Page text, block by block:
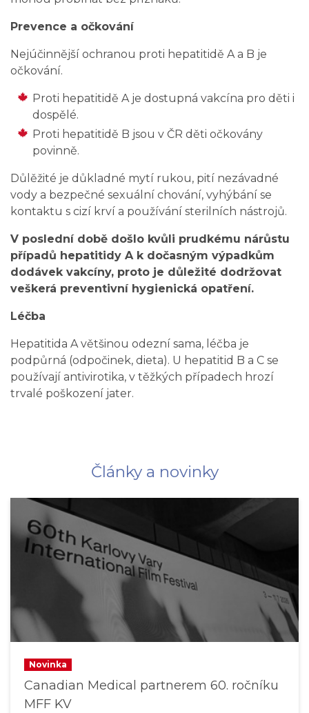
Prevence a očkování
Nejúčinnější ochranou proti hepatitidě A a B je
očkování.
Proti hepatitidě A je dostupná vakcína pro děti i
dospělé.
Proti hepatitidě B jsou v ČR děti očkovány
povinně.
Důlěžité je důkladné mytí rukou, pití nezávadné
vody a bezpečné sexuální chování, vyhýbání se
kontaktu s cizí krví a používání sterilních nástrojů.
V poslední době došlo kvůli prudkému nárůstu
případů hepatitidy A k dočasným výpadkům
dodávek vakcíny, proto je důležité dodržovat
veškerá preventivní hygienická opatření.
Léčba
Hepatitida A většinou odezní sama, léčba je
podpůrná (odpočinek, dieta). U hepatitid B a C se
používají antivirotika, v těžkých případech hrozí
trvalé poškození jater.
Články a novinky
Novinka
Canadian Medical partnerem 60. ročníku
MFF KV